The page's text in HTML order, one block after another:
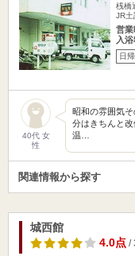
桟橋
JR
営
入
日
40代 女
性
昭和の雰囲気
分はきちんと改
温…
関連情報から探す
城西館
4.0点/